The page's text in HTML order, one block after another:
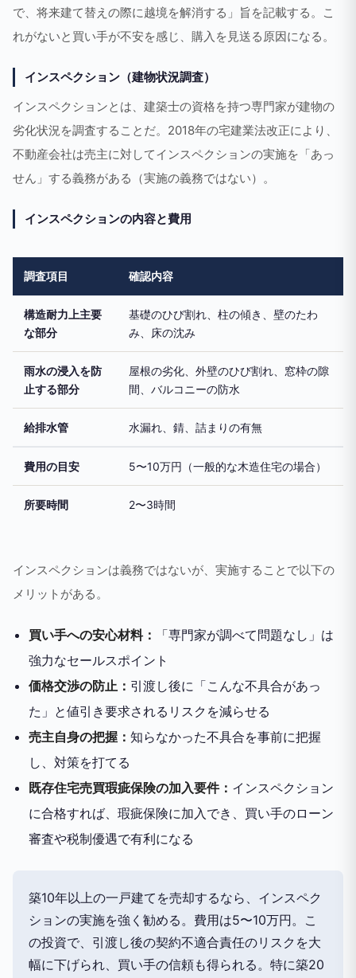
で、将来建て替えの際に越境を解消する」旨を記載する。こ
れがないと買い手が不安を感じ、購入を見送る原因になる。
インスペクション（建物状況調査）
インスペクションとは、建築士の資格を持つ専門家が建物の
劣化状況を調査することだ。2018年の宅建業法改正により、
不動産会社は売主に対してインスペクションの実施を「あっ
せん」する義務がある（実施の義務ではない）。
インスペクションの内容と費用
調査項目 確認内容
構造耐力上主要
な部分
基礎のひび割れ、柱の傾き、壁のたわ
み、床の沈み
雨水の浸入を防
止する部分
屋根の劣化、外壁のひび割れ、窓枠の隙
間、バルコニーの防水
給排水管 水漏れ、錆、詰まりの有無
費用の目安 5〜10万円（一般的な木造住宅の場合）
所要時間 2〜3時間
インスペクションは義務ではないが、実施することで以下の
メリットがある。
買い手への安心材料：
「専門家が調べて問題なし」は
強力なセールスポイント
価格交渉の防止： 引渡し後に「こんな不具合があっ
た」と値引き要求されるリスクを減らせる
売主自身の把握： 知らなかった不具合を事前に把握
し、対策を打てる
既存住宅売買瑕疵保険の加入要件： インスペクション
に合格すれば、瑕疵保険に加入でき、買い手のローン
審査や税制優遇で有利になる
築10年以上の一戸建てを売却するなら、インスペク
ションの実施を強く勧める。費用は5〜10万円。こ
の投資で、引渡し後の契約不適合責任のリスクを大
幅に下げられ、買い手の信頼も得られる。特に築20